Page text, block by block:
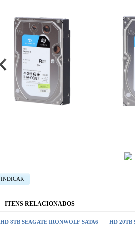
INDICAR
ITENS RELACIONADOS
HD 8TB SEAGATE IRONWOLF SATA6
HD 20TB